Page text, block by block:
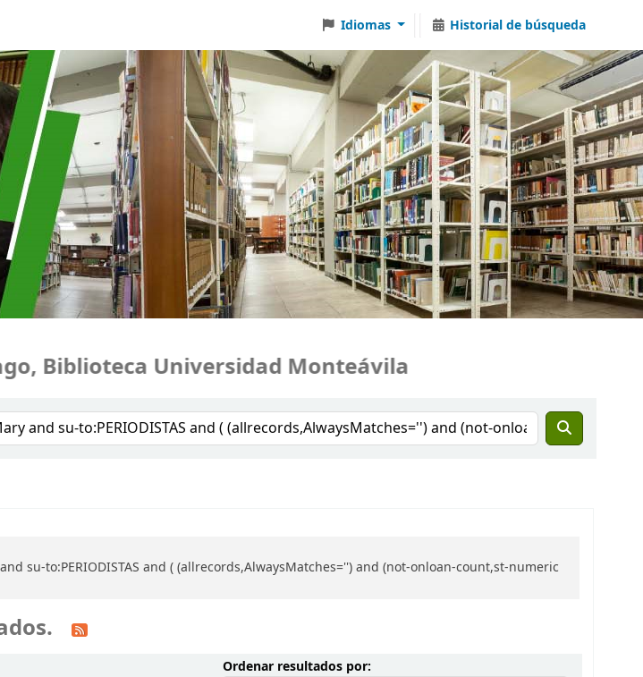
Idiomas Historial de búsqueda
Biblioteca Universidad Monteávila
su-to:PERIODISTAS and ( (allrecords,AlwaysMatches='') and (not-onloan-count,st-numeric
Ordenar resultados por:Ordenar por: